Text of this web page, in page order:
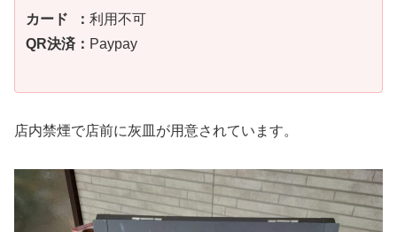
カード ： 利用不可
QR決済： Paypay
店内禁煙で店前に灰皿が用意されています。